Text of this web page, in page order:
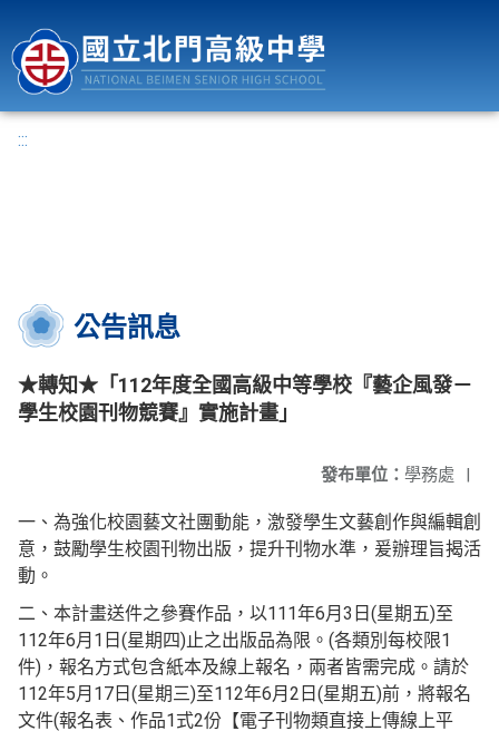
:::
公告訊息
★轉知★「112年度全國高級中等學校『藝企風發－
學生校園刊物競賽』實施計畫」
發布單位： 學務處 |
一、為強化校園藝文社團動能，激發學生文藝創作與編輯創
意，鼓勵學生校園刊物出版，提升刊物水準，爰辦理旨揭活
動。
二、本計畫送件之參賽作品，以111年6月3日(星期五)至
112年6月1日(星期四)止之出版品為限。(各類別每校限1
件)，報名方式包含紙本及線上報名，兩者皆需完成。請於
112年5月17日(星期三)至112年6月2日(星期五)前，將報名
文件(報名表、作品1式2份【電子刊物類直接上傳線上平